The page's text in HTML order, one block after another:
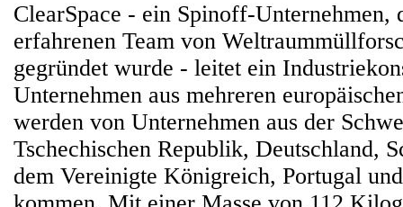
ClearSpace - ein Spinoff-Unternehmen,
erfahrenen Team von
gegründet wurde - leitet ein
Unternehmen aus mehreren
werden von Unternehmen aus der
Tschechischen Republik, Deutschland,
dem Vereinigte Königreich, Portugal